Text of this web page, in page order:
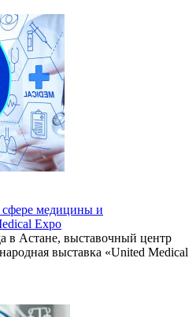
медицины и
Expo
в Астане, выставочный центр
выставка «United Medical